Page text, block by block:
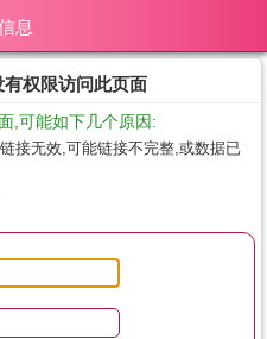
息
权限访问此页面
,可能如下几个原因:
接无效,可能链接不完整,或数据已